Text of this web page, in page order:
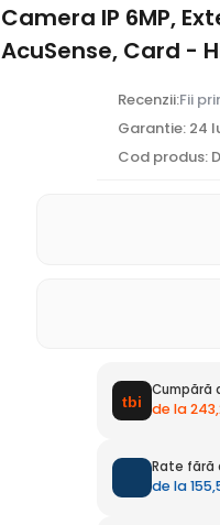
Camera IP 6MP,
AcuSense, Card -
Recenzii:Fii
Garantie: 24
Cod produs:
Cumpără
de la
Rate fără
de la